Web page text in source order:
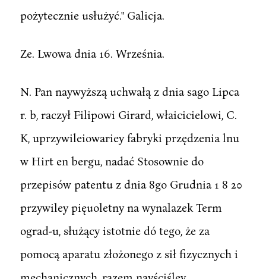
pożytecznie usłużyć." Galicja.
Ze. Lwowa dnia 16. Września.
N. Pan naywyższą uchwałą z dnia sago Lipca
r. b, raczył Filipowi Girard, właicicielowi, C.
K, uprzywileiowariey fabryki przędzenia lnu
w Hirt en bergu, nadać Stosownie do
przepisów patentu z dnia 8go Grudnia 1 8 20
przywiley pięuoletny na wynalazek Term
ograd-u, służący istotnie dó tego, że za
pomocą aparatu złożonego z sił fizycznych i